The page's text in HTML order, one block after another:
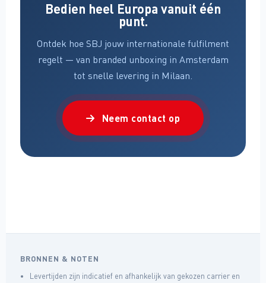
Bedien heel Europa vanuit één
punt.
Ontdek hoe SBJ jouw internationale fulfilment
regelt — van branded unboxing in Amsterdam
tot snelle levering in Milaan.
Neem contact op
BRONNEN & NOTEN
Levertijden zijn indicatief en afhankelijk van gekozen carrier en